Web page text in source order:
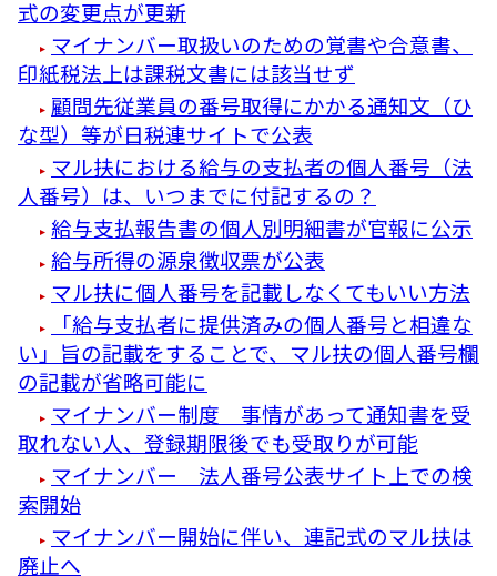
式の変更点が更新
マイナンバー取扱いのための覚書や合意書、
印紙税法上は課税文書には該当せず
顧問先従業員の番号取得にかかる通知文（ひ
な型）等が日税連サイトで公表
マル扶における給与の支払者の個人番号（法
人番号）は、いつまでに付記するの？
給与支払報告書の個人別明細書が官報に公示
給与所得の源泉徴収票が公表
マル扶に個人番号を記載しなくてもいい方法
「給与支払者に提供済みの個人番号と相違な
い」旨の記載をすることで、マル扶の個人番号欄
の記載が省略可能に
マイナンバー制度 事情があって通知書を受
取れない人、登録期限後でも受取りが可能
マイナンバー 法人番号公表サイト上での検
索開始
マイナンバー開始に伴い、連記式のマル扶は
廃止へ